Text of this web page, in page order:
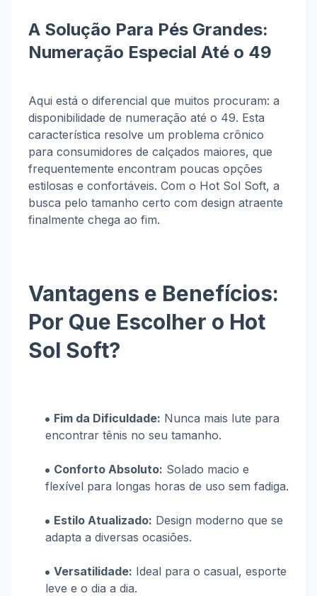
A Solução Para Pés Grandes:
Numeração Especial Até o 49
Aqui está o diferencial que muitos procuram: a
disponibilidade de numeração até o 49. Esta
característica resolve um problema crônico
para consumidores de calçados maiores, que
frequentemente encontram poucas opções
estilosas e confortáveis. Com o Hot Sol Soft, a
busca pelo tamanho certo com design atraente
finalmente chega ao fim.
Vantagens e Benefícios:
Por Que Escolher o Hot
Sol Soft?
Fim da Dificuldade: Nunca mais lute para
encontrar tênis no seu tamanho.
Conforto Absoluto: Solado macio e
flexível para longas horas de uso sem fadiga.
Estilo Atualizado: Design moderno que se
adapta a diversas ocasiões.
Versatilidade: Ideal para o casual, esporte
leve e o dia a dia.